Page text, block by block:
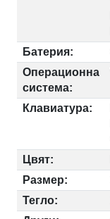
Батерия:
Операционна
система:
Клавиатура:
Цвят:
Размер:
Тегло: